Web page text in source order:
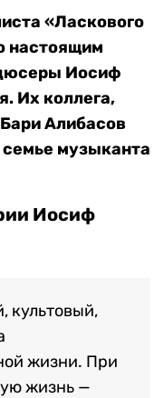
«Ласкового
настоящим
Иосиф
Их коллега,
Алибасов
музыканта
Иосиф
культовый,
жизни. При
жизнь —